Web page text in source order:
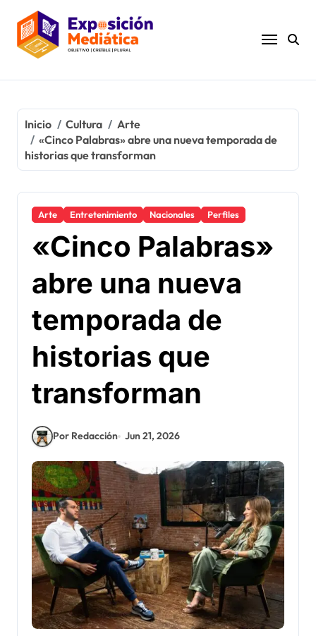
contenido
Inicio Cultura
Arte
«Cinco Palabras» abre una nueva temporada de
historias que transforman
Arte Entretenimiento Nacionales Perfiles
«Cinco Palabras»
abre una nueva
temporada de
historias que
transforman
Por Redacción Jun 21, 2026